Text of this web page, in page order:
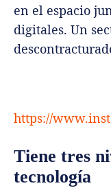
en el espacio
digitales. Un
https://
Tiene tres
tecnología